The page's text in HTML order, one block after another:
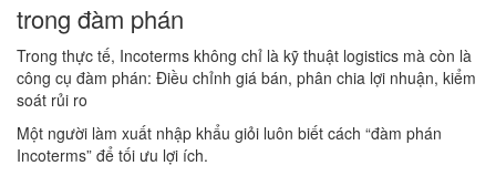
trong đàm phán
Trong thực tế, Incoterms không chỉ là kỹ thuật logistics mà còn là
công cụ đàm phán: Điều chỉnh giá bán, phân chia lợi nhuận, kiểm
soát rủi ro
Một người làm xuất nhập khẩu giỏi luôn biết cách “đàm phán
Incoterms” để tối ưu lợi ích.